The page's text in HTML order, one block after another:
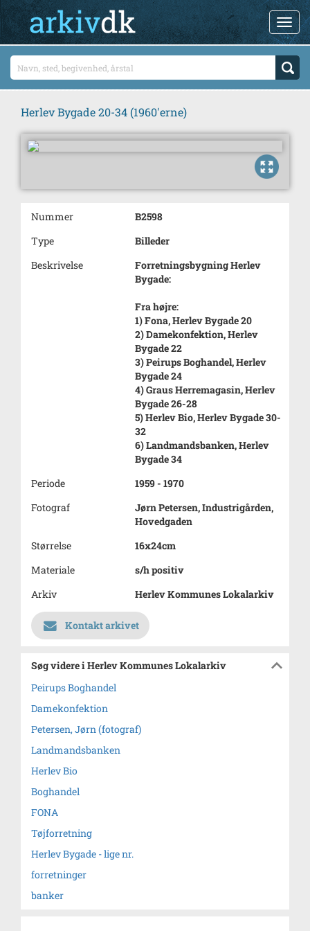
Herlev Bygade 20-34 (1960'erne)
Nummer
B2598
Type
Billeder
Beskrivelse
Forretningsbygning Herlev
Bygade:
Fra højre:
1) Fona, Herlev Bygade 20
2) Damekonfektion, Herlev
Bygade 22
3) Peirups Boghandel, Herlev
Bygade 24
4) Graus Herremagasin, Herlev
Bygade 26-28
5) Herlev Bio, Herlev Bygade 30-
32
6) Landmandsbanken, Herlev
Bygade 34
Periode
1959 - 1970
Fotograf
Jørn Petersen, Industrigården,
Hovedgaden
Størrelse
16x24cm
Materiale
s/h positiv
Arkiv
Herlev Kommunes Lokalarkiv
Kontakt arkivet
Søg videre i Herlev Kommunes Lokalarkiv
Peirups Boghandel
Damekonfektion
Petersen, Jørn (fotograf)
Landmandsbanken
Herlev Bio
Boghandel
FONA
Tøjforretning
Herlev Bygade - lige nr.
forretninger
banker